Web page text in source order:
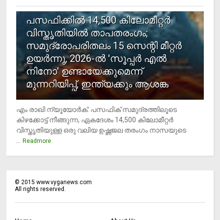
പസഫിക്കില്‍ 14,500 കിലോമീറ്റര്‍
വിസ്തൃതിയില്‍ താപതരംഗം;
സമുദ്രോപരിതലം 15 സെന്റി മീറ്റര്‍
ഉയര്‍ന്നു, 2026-ല്‍ 'സൂപ്പര്‍ എല്‍
നിനോ' ഉണ്ടായേക്കുമെന്ന്
മുന്നറിയിപ്പ്, ഇന്ത്യക്കും ആശങ്ക
എം രാഖി ന്യൂയോര്‍ക്: പസഫിക് സമുദ്രത്തിലൂടെ
കിഴക്കോട്ട് നീങ്ങുന്ന, ഏകദേശം 14,500 കിലോമീറ്റര്‍
വിസ്തൃതിയുള്ള ഒരു വലിയ ഉഷ്ണജല തരംഗം നാസയുടെ
Readmore
©2015 www.vyganews.com
All rights reserved.